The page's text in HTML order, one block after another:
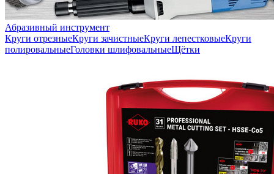
Абразивный инструмент
Круги отрезныеКруги зачистныеКруги лепестковыеКруги
полировальныеГоловки шлифовальныеЩётки